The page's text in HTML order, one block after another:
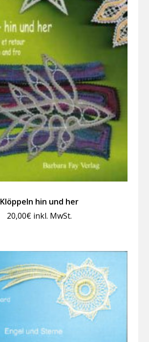
Klöppeln hin und her
20,00€ inkl. MwSt.